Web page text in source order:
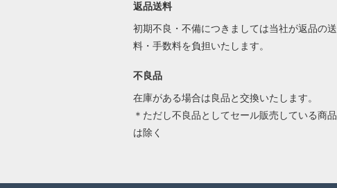
返品送料
初期不良・不備につきましては当社が返品の送
料・手数料を負担いたします。
不良品
在庫がある場合は良品と交換いたします。
＊ただし不良品としてセール販売している商品
は除く